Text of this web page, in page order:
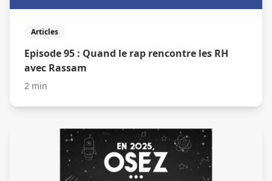
Articles
Episode 95 : Quand le rap rencontre les RH
avec Rassam
2 min